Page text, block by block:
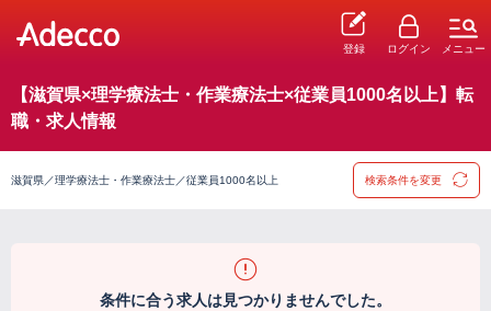
登録 ログイン メニュー
【滋賀県×理学療法士・作業療法士×従業員1000名以上】転
職・求人情報
滋賀県／理学療法士・作業療法士／従業員1000名以上 検索条件を変更
条件に合う求人は見つかりませんでした。